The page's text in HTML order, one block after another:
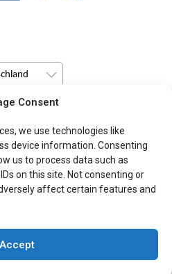
Consent
we use technologies like
device information. Consenting
us to process data such as
on this site. Not consenting or
affect certain features and
Accept
alle Rechte vorbehalten.